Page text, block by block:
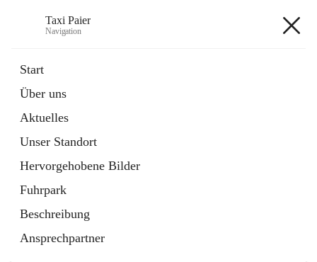
Taxi Paier
Navigation
Start
Über uns
Aktuelles
Unser Standort
Hervorgehobene Bilder
Fuhrpark
Beschreibung
Ansprechpartner
Kontakt
in
Tab